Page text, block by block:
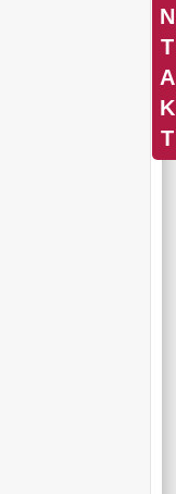
N
T
A
K
T